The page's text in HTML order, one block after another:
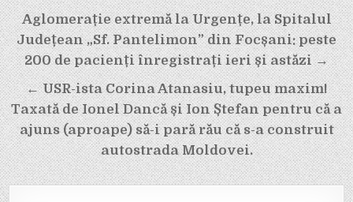
Navigare
în
articole
Aglomerație extremă la Urgențe, la Spitalul
Județean „Sf. Pantelimon” din Focșani: peste
200 de pacienți înregistrați ieri și astăzi →
← USR-ista Corina Atanasiu, tupeu maxim!
Taxată de Ionel Dancă și Ion Ștefan pentru că a
ajuns (aproape) să-i pară rău că s-a construit
autostrada Moldovei.